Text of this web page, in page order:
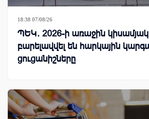
18:38 07/08/26
ՊԵԿ․ 2026-ի առաջին
բարելավվել են հարկային
ցուցանիշները